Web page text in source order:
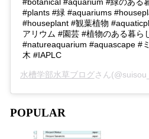
#plants #緑 #aquariums
#houseplant #観葉植物
アリウム #園芸 #植物のある暮ら
#natureaquarium #aquascape #
木 #IAPLC
水槽学部水草ブログさん(@suisou_gakubu)が
POPULAR